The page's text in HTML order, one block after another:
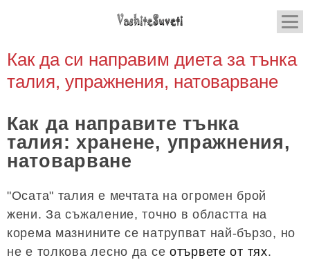
Как да си направим диета за тънка
талия, упражнения, натоварване
Как да направите тънка
талия: хранене, упражнения,
натоварване
"Осата" талия е мечтата на огромен брой
жени. За съжаление, точно в областта на
корема мазнините се натрупват най-бързо, но
не е толкова лесно да сеотървете от тях.